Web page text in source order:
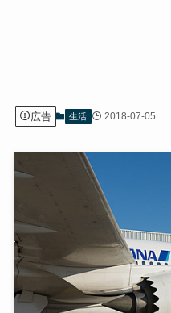
広告 生活 2018-07-05